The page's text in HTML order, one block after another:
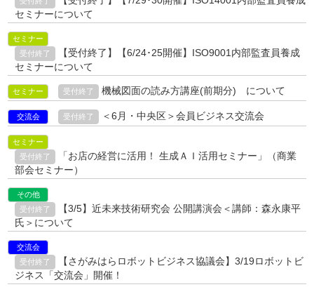
セミナーについて
セミナー
受付終了
【受付終了】【6/24･25開催】ISO9001内部監査員養成
セミナーについて
セミナー 受付終了 機械図面の読み方講座(前期分) について
交流会 受付終了 ＜6月・中央区＞会員ビジネス交流会
セミナー
受付終了
「お店の経営に活用！ 生成ＡＩ活用セミナー」（商業
部会セミナー）
その他
受付終了
【3/5】近未来技術研究会 公開講演会＜講師：森永康平
氏＞について
交流会
受付終了
【さがみはらロボットビジネス協議会】3/19ロボットビ
ジネス「交流会」開催！